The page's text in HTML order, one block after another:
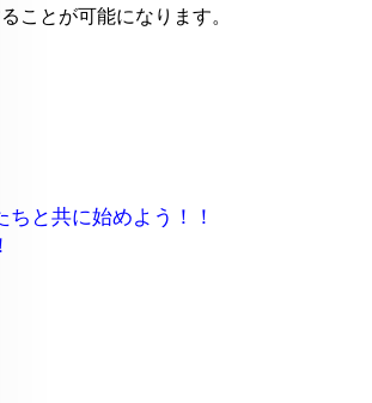
ことが可能になります。
と共に始めよう！！